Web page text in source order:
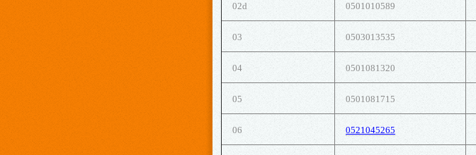
02d 0501010589
03 0503013535
04 0501081320
05 0501081715
06 0521045265